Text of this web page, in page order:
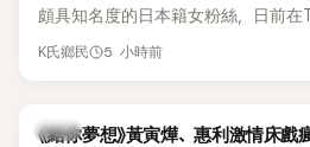
頗具知名度的日本籍女粉絲，日前在
終不幸身亡，消息曝光後震驚韓網，
K氏鄉民 5 小時前
韓劇
《給你夢想》黃寅燁、惠利激情床